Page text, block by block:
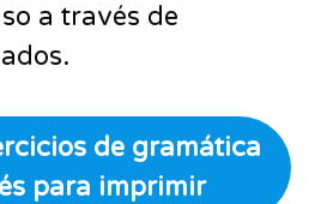
a través de
de gramática
para imprimir